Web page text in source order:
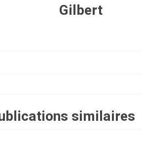
Gilbert
similaires